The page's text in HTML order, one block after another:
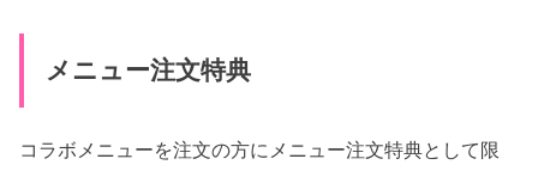
メニュー注文特典
コラボメニューを注文の方にメニュー注文特典として限